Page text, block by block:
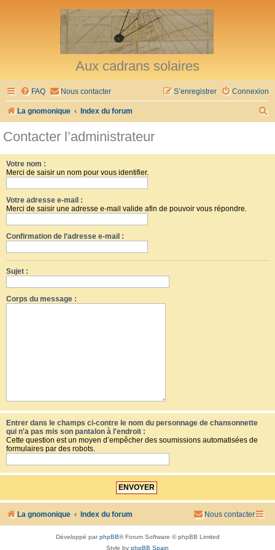
Aux cadrans solaires
FAQ Nous contacter Connexion
S’enregistrer
La gnomonique Index du forum
Contacter l’administrateur
Votre nom :
Merci de saisir un nom pour vous identifier.
Votre adresse e-mail :
Merci de saisir une adresse e-mail valide afin de pouvoir vous répondre.
Confirmation de l’adresse e-mail :
Sujet :
Corps du message :
Entrer dans le champs ci-contre le nom du personnage de chansonnette
qui n'a pas mis son pantalon à l'endroit :
Cette question est un moyen d’empêcher des soumissions automatisées de
formulaires par des robots.
La gnomonique Index du forum Nous contacter
Développé parphpBB® Forum Software © phpBB Limited
Style by phpBB Spain